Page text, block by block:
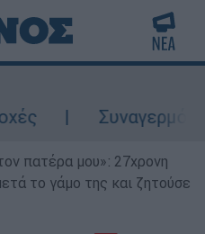
Συναγερμός
πατέρα μου»: 27χρονη
το γάμο της και ζητούσε